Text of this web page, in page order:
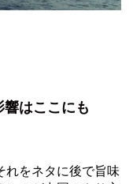
はここにも
れをネタに後で旨味